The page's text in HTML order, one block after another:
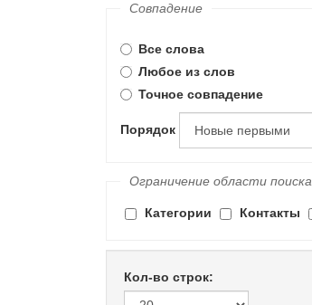
Совпадение
Все слова
Любое из слов
Точное совпадение
Порядок
Ограничение области поиска
Категории Контакты
Кол-во строк: